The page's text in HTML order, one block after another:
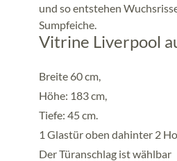
und so entstehen
Sumpfeiche.
Vitrine Liverpool
Breite 60 cm,
Höhe: 183 cm,
Tiefe: 45 cm.
1 Glastür oben dahinter 2
Der Türanschlag ist wählbar